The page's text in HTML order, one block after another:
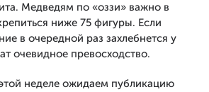
Медведям по «оззи» важно в
ниже 75 фигуры. Если
в очередной раз захлебнется у
очевидное превосходство.
неделе ожидаем публикацию